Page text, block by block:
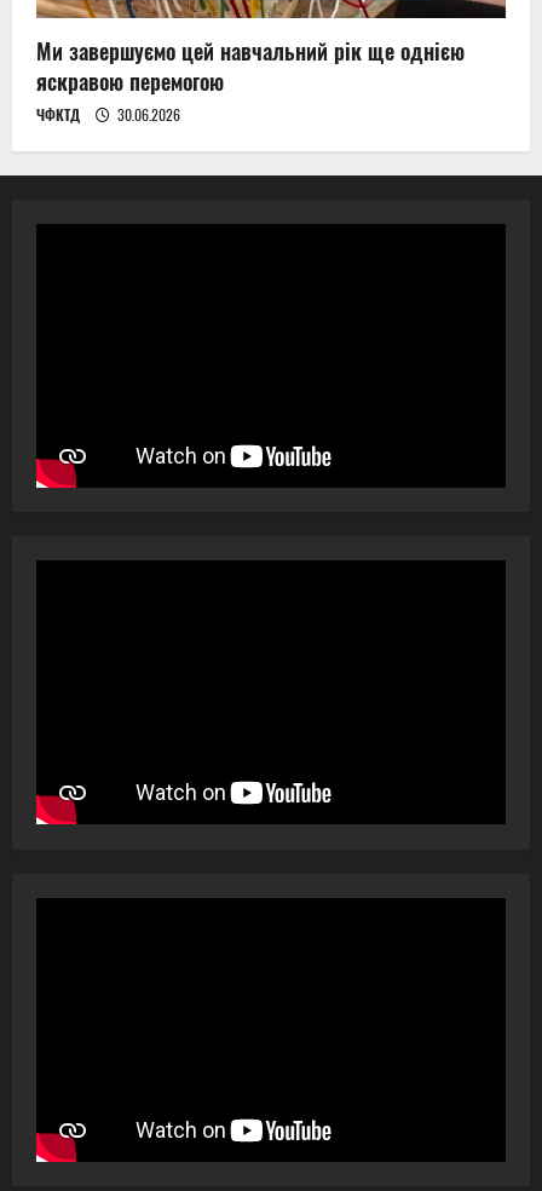
Ми завершуємо цей навчальний рік ще однією
яскравою перемогою
ЧФКТД 30.06.2026